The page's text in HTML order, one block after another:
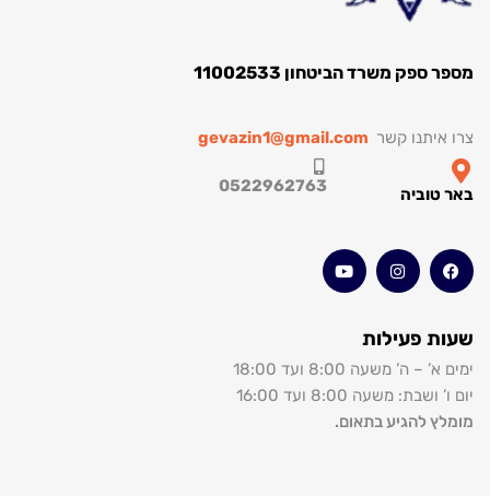
משרד הביטחון 11002533
קשרgevazin1@gmail.com
0522962763
פעילות
משעה 8:00 ועד 18:00
משעה 8:00 ועד 16:00
להגיע בתאום.